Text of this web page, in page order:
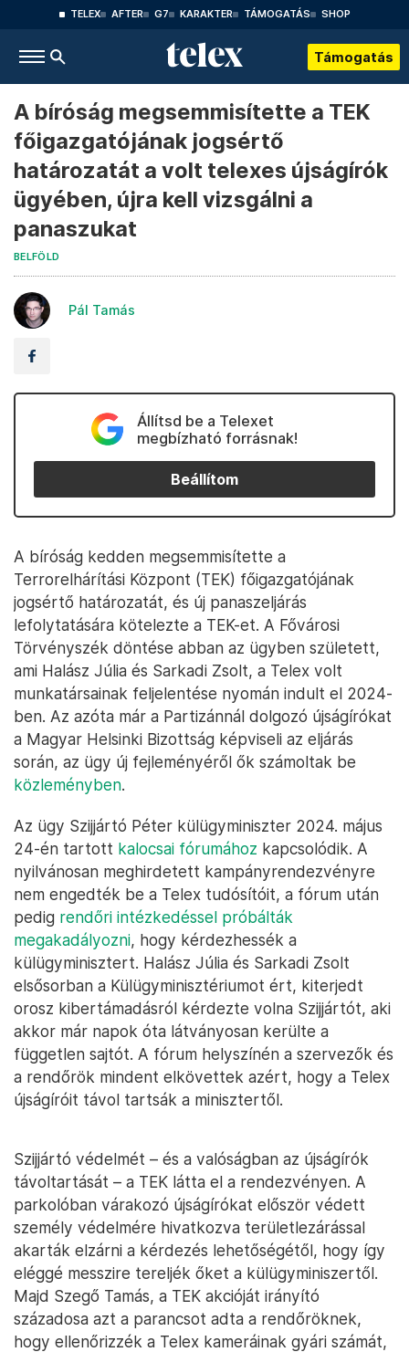
TELEX AFTER G7 KARAKTER TÁMOGATÁS SHOP
Támogatás
A bíróság megsemmisítette a TEK
főigazgatójának jogsértő
határozatát a volt telexes újságírók
ügyében, újra kell vizsgálni a
panaszukat
BELFÖLD
Pál Tamás
Állítsd be a Telexet
megbízható forrásnak!
Beállítom
A bíróság kedden megsemmisítette a
Terrorelhárítási Központ (TEK) főigazgatójának
jogsértő határozatát, és új panaszeljárás
lefolytatására kötelezte a TEK-et. A Fővárosi
Törvényszék döntése abban az ügyben született,
ami Halász Júlia és Sarkadi Zsolt, a Telex volt
munkatársainak feljelentése nyomán indult el 2024-
ben. Az azóta már a Partizánnál dolgozó újságírókat
a Magyar Helsinki Bizottság képviseli az eljárás
során, az ügy új fejleményéről ők számoltak be
közleményben.
Az ügy Szijjártó Péter külügyminiszter 2024. május
24-én tartott kalocsai fórumához kapcsolódik. A
nyilvánosan meghirdetett kampányrendezvényre
nem engedték be a Telex tudósítóit, a fórum után
pedig rendőri intézkedéssel próbálták
megakadályozni, hogy kérdezhessék a
külügyminisztert. Halász Júlia és Sarkadi Zsolt
elsősorban a Külügyminisztériumot ért, kiterjedt
orosz kibertámadásról kérdezte volna Szijjártót, aki
akkor már napok óta látványosan kerülte a
független sajtót. A fórum helyszínén a szervezők és
a rendőrök mindent elkövettek azért, hogy a Telex
újságíróit távol tartsák a minisztertől.
Szijjártó védelmét – és a valóságban az újságírók
távoltartását – a TEK látta el a rendezvényen. A
parkolóban várakozó újságírókat először védett
személy védelmére hivatkozva területlezárással
akarták elzárni a kérdezés lehetőségétől, hogy így
eléggé messzire tereljék őket a külügyminiszertől.
Majd Szegő Tamás, a TEK akcióját irányító
századosa azt a parancsot adta a rendőröknek,
hogy ellenőrizzék a Telex kameráinak gyári számát,